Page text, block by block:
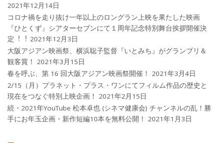
2021年12月14日
コロナ禍を⾛り抜け⼀年以上のロングラン上映を果たした映画
『ひとくず』シアターセブンにて１周年記念特別舞台挨拶開催決
定︕︕ 2021年12月3日
大阪アジアン映画祭、横浜聡子監督『いとみち』がグランプリ＆
観客賞！
2021年3月15日
春を呼ぶ、第 16 回大阪アジアン映画祭開催！
2021年3月4日
2/15（月）プラネット・プラス・ワンにてフィルム作品の歴史と
現在をつなぐ特別上映企画！
2021年2月15日
続・2021年YouTube 松本卓也 (シネマ健康会) チャンネルの乱！勝
手にお年玉企画・新作短編10本を無料公開！
2021年1月3日